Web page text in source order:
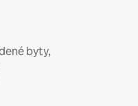
byty,